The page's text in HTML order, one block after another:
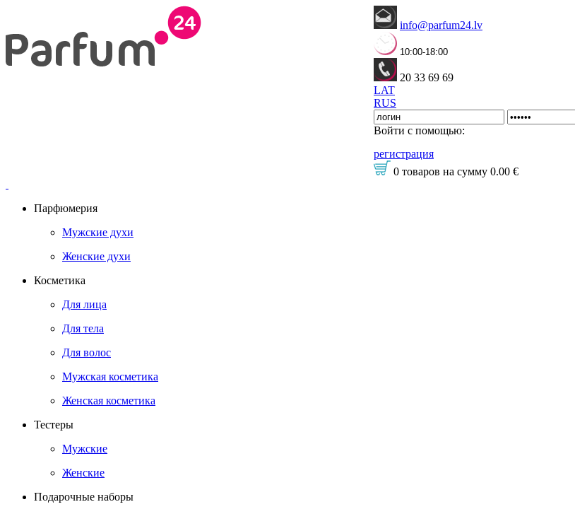
info@parfum24.lv
10:00-18:00
20 33 69 69
LAT
RUS
Войти с помощью:
регистрация
0 товаров на сумму 0.00 €
Парфюмерия
Мужские духи
Женские духи
Косметика
Для лица
Для тела
Для волос
Мужская косметика
Женская косметика
Тестеры
Мужские
Женские
Подарочные наборы